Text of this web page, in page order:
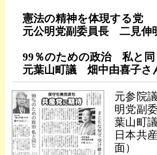
憲法の精神を体現する党
元公明党副委員長 二見伸
99％のための政治 私と同
元葉山町議 畑中由喜子さ
元参院
明党副
葉山町
日本共
面）